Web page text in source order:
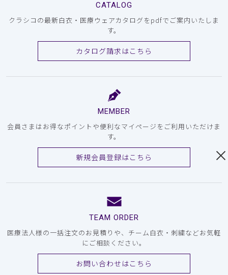
CATALOG
クラシコの最新白衣・医療ウェアカタログをpdfでご案内いたしま
す。
カタログ請求はこちら
MEMBER
会員さまはお得なポイントや便利なマイページをご利用いただけま
す。
新規会員登録はこちら
TEAM ORDER
医療法人様の一括注文のお見積りや、チーム白衣・刺繍などお気軽
にご相談ください。
お問い合わせはこちら